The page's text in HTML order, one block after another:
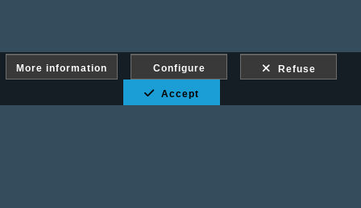
More information Configure Refuse
Accept